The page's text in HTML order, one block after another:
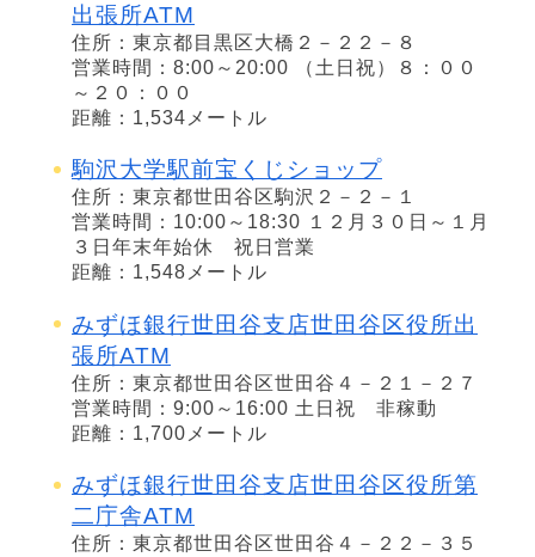
出張所ATM
住所：東京都目黒区大橋２－２２－８
営業時間：8:00～20:00 （土日祝）８：００
～２０：００
距離：1,534メートル
駒沢大学駅前宝くじショップ
住所：東京都世田谷区駒沢２－２－１
営業時間：10:00～18:30 １２月３０日～１月
３日年末年始休 祝日営業
距離：1,548メートル
みずほ銀行世田谷支店世田谷区役所出
張所ATM
住所：東京都世田谷区世田谷４－２１－２７
営業時間：9:00～16:00 土日祝 非稼動
距離：1,700メートル
みずほ銀行世田谷支店世田谷区役所第
二庁舎ATM
住所：東京都世田谷区世田谷４－２２－３５